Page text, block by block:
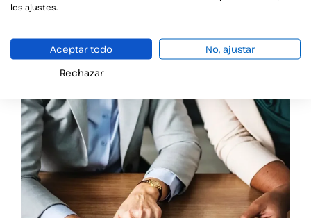
Información relacionada
los ajustes.
Aceptar todo
No, ajustar
Rechazar